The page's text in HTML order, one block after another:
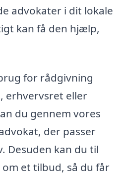
advokater i dit lokale
kan få den hjælp,
for rådgivning
erhvervsret eller
du gennem vores
der passer
Desuden kan du til
et tilbud, så du får